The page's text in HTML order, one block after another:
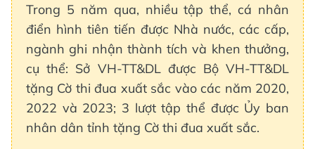
Trong 5 năm qua, nhiều tập thể, cá nhân
điển hình tiên tiến được Nhà nước, các cấp,
ngành ghi nhận thành tích và khen thưởng,
cụ thể: Sở VH-TT&DL được Bộ VH-TT&DL
tặng Cờ thi đua xuất sắc vào các năm 2020,
2022 và 2023; 3 lượt tập thể được Ủy ban
nhân dân tỉnh tặng Cờ thi đua xuất sắc.